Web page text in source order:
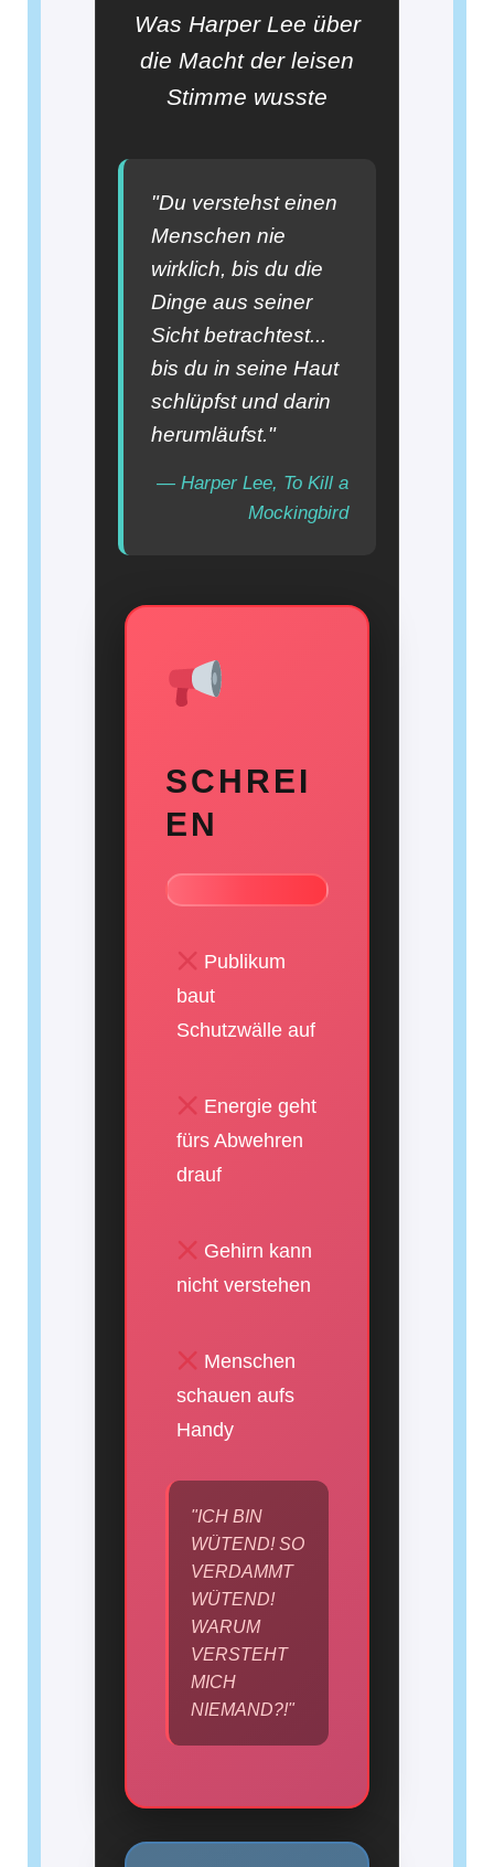
Was Harper Lee über
die Macht der leisen
Stimme wusste
"Du verstehst einen
Menschen nie
wirklich, bis du die
Dinge aus seiner
Sicht betrachtest...
bis du in seine Haut
schlüpfst und darin
herumläufst."
— Harper Lee, To Kill a
Mockingbird
SCHREI
EN
Publikum
baut
Schutzwälle auf
Energie geht
fürs Abwehren
drauf
Gehirn kann
nicht verstehen
Menschen
schauen aufs
Handy
"ICH BIN
WÜTEND! SO
VERDAMMT
WÜTEND!
WARUM
VERSTEHT
MICH
NIEMAND?!"